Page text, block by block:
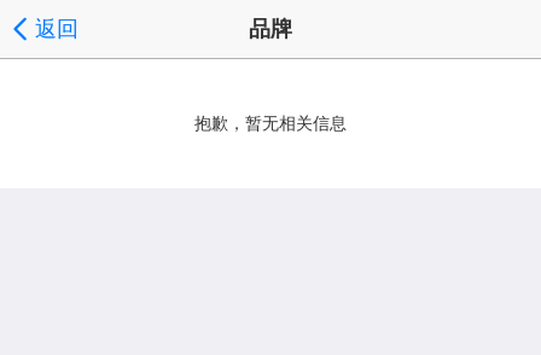
返回 品牌
抱歉，暂无相关信息